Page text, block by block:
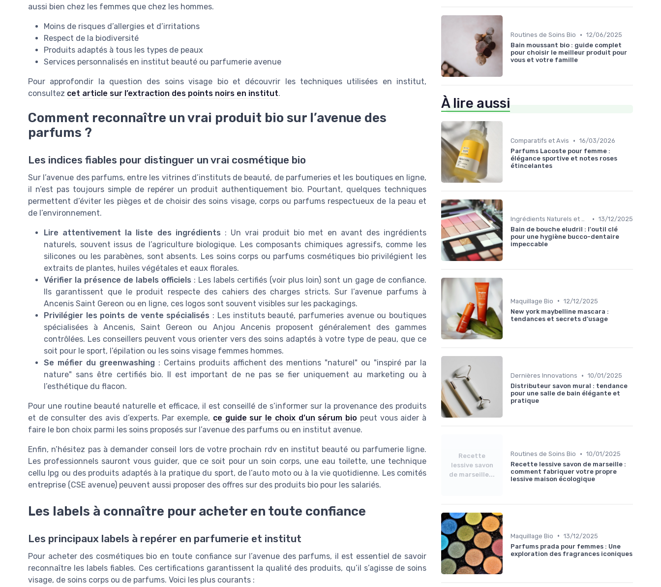
aussi bien chez les femmes que chez les hommes.
Moins de risques d’allergies et d’irritations
Respect de la biodiversité
Produits adaptés à tous les types de peaux
Services personnalisés en institut beauté ou parfumerie avenue
Pour approfondir la question des soins visage bio et découvrir les techniques utilisées en institut,
consultez cet article sur l’extraction des points noirs en institut.
Comment reconnaître un vrai produit bio sur l’avenue des
parfums ?
Les indices fiables pour distinguer un vrai cosmétique bio
Sur l’avenue des parfums, entre les vitrines d’instituts de beauté, de parfumeries et les boutiques en ligne,
il n’est pas toujours simple de repérer un produit authentiquement bio. Pourtant, quelques techniques
permettent d’éviter les pièges et de choisir des soins visage, corps ou parfums respectueux de la peau et
de l’environnement.
Lire attentivement la liste des ingrédients : Un vrai produit bio met en avant des ingrédients
naturels, souvent issus de l’agriculture biologique. Les composants chimiques agressifs, comme les
silicones ou les parabènes, sont absents. Les soins corps ou parfums cosmétiques bio privilégient les
extraits de plantes, huiles végétales et eaux florales.
Vérifier la présence de labels officiels : Les labels certifiés (voir plus loin) sont un gage de confiance.
Ils garantissent que le produit respecte des cahiers des charges stricts. Sur l’avenue parfums à
Ancenis Saint Gereon ou en ligne, ces logos sont souvent visibles sur les packagings.
Privilégier les points de vente spécialisés : Les instituts beauté, parfumeries avenue ou boutiques
spécialisées à Ancenis, Saint Gereon ou Anjou Ancenis proposent généralement des gammes
contrôlées. Les conseillers peuvent vous orienter vers des soins adaptés à votre type de peau, que ce
soit pour le sport, l’épilation ou les soins visage femmes hommes.
Se méfier du greenwashing : Certains produits affichent des mentions "naturel" ou "inspiré par la
nature" sans être certifiés bio. Il est important de ne pas se fier uniquement au marketing ou à
l’esthétique du flacon.
Pour une routine beauté naturelle et efficace, il est conseillé de s’informer sur la provenance des produits
et de consulter des avis d’experts. Par exemple, ce guide sur le choix d’un sérum bio peut vous aider à
faire le bon choix parmi les soins proposés sur l’avenue des parfums ou en institut avenue.
Enfin, n’hésitez pas à demander conseil lors de votre prochain rdv en institut beauté ou parfumerie ligne.
Les professionnels sauront vous guider, que ce soit pour un soin corps, une eau toilette, une technique
cellu lpg ou des produits adaptés à la pratique du sport, de l’auto moto ou à la vie quotidienne. Les comités
entreprise (CSE avenue) peuvent aussi proposer des offres sur des produits bio pour les salariés.
Les labels à connaître pour acheter en toute confiance
Les principaux labels à repérer en parfumerie et institut
Pour acheter des cosmétiques bio en toute confiance sur l’avenue des parfums, il est essentiel de savoir
reconnaître les labels fiables. Ces certifications garantissent la qualité des produits, qu’il s’agisse de soins
visage, de soins corps ou de parfums. Voici les plus courants :
Routines de Soins Bio • 12/06/2025
Bain moussant bio : guide complet
pour choisir le meilleur produit pour
vous et votre famille
À lire aussi
Comparatifs et Avis • 16/03/2026
Parfums Lacoste pour femme :
élégance sportive et notes roses
étincelantes
Ingrédients Naturels et Leurs Propriétés • 13/12/2025
Bain de bouche eludril : l'outil clé
pour une hygiène bucco-dentaire
impeccable
Maquillage Bio • 12/12/2025
New york maybelline mascara :
tendances et secrets d'usage
Dernières Innovations • 10/01/2025
Distributeur savon mural : tendance
pour une salle de bain élégante et
pratique
Recette
lessive savon
de marseille...
Routines de Soins Bio • 10/01/2025
Recette lessive savon de marseille :
comment fabriquer votre propre
lessive maison écologique
Maquillage Bio • 13/12/2025
Parfums prada pour femmes : Une
exploration des fragrances iconiques